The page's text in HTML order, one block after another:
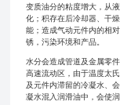
变质油分的粘度增大，从
化；积存在后冷却器、干
能；造成气动元件内的相
锈，污染环境和产品。
水分会造成管道及金属零
高速流动区，由于温度太
及元件内滞留的冷凝水、
凝水混入润滑油中，会使